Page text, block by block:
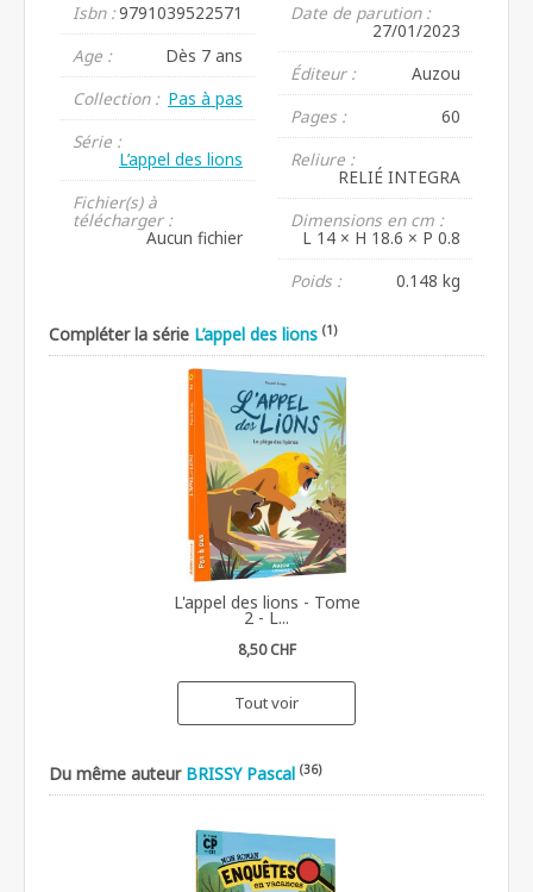
Isbn :9791039522571
Age :
Dès 7 ans
Collection : Pas à pas
Série :
L’appel des lions
Fichier(s) à
télécharger :
Aucun fichier
Date de parution :
27/01/2023
Éditeur :
Auzou
Pages :
60
Reliure :
RELIÉ INTEGRA
Dimensions en cm :
L 14 × H 18.6 × P 0.8
Poids :
0.148 kg
Compléter la série L’appel des lions (1)
L'appel des lions - Tome
2 - L...
8,50 CHF
Tout voir
Du même auteur BRISSY Pascal (36)